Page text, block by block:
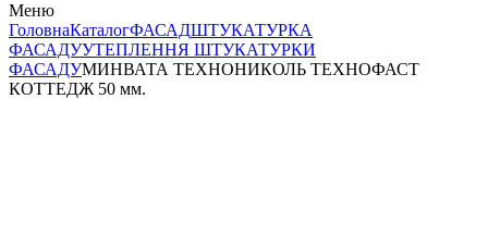
Меню
ГоловнаКаталогФАСАДШТУКАТУРКА
ФАСАДУУТЕПЛЕННЯ ШТУКАТУРКИ
ФАСАДУМИНВАТА ТЕХНОНИКОЛЬ ТЕХНОФАСТ
КОТТЕДЖ 50 мм.